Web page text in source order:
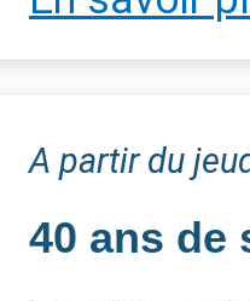
A partir du
40 ans de